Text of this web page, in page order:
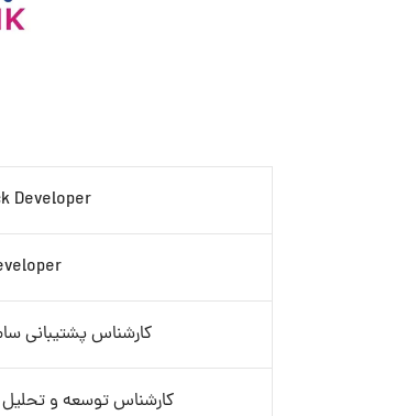
Developer
کارشناس پشتیبانی
کارشناس توسعه و تحلیل